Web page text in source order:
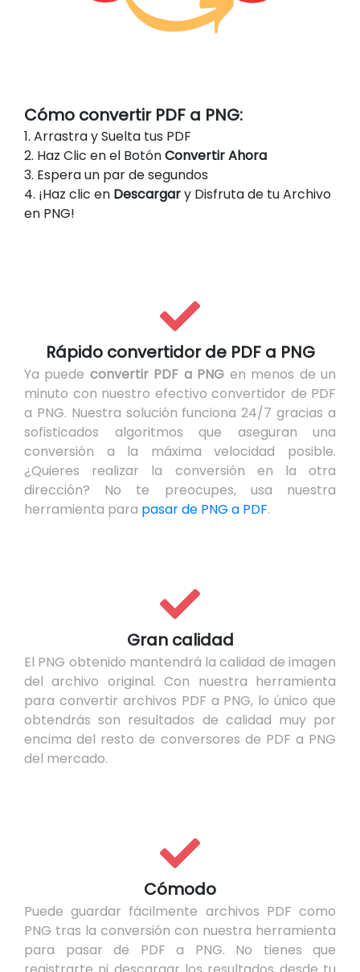
Cómo convertir PDF a PNG:
1. Arrastra y Suelta tus PDF
2. Haz Clic en el BotónConvertir Ahora
3. Espera un par de segundos
4. ¡Haz clic en Descargary Disfruta de tu Archivo
en PNG!
Rápido convertidor de PDF a PNG
Ya puede convertir PDF a PNG en menos de un
minuto con nuestro efectivo convertidor de PDF
a PNG. Nuestra solución funciona 24/7 gracias a
sofisticados algoritmos que aseguran una
conversión a la máxima velocidad posible.
¿Quieres realizar la conversión en la otra
dirección? No te preocupes, usa nuestra
herramienta para pasar de PNG a PDF.
Gran calidad
El PNG obtenido mantendrá la calidad de imagen
del archivo original. Con nuestra herramienta
para convertir archivos PDF a PNG, lo único que
obtendrás son resultados de calidad muy por
encima del resto de conversores de PDF a PNG
del mercado.
Cómodo
Puede guardar fácilmente archivos PDF como
PNG tras la conversión con nuestra herramienta
para pasar de PDF a PNG. No tienes que